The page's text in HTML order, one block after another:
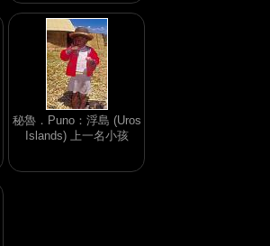
秘魯．Puno：浮島 (Uros
Islands) 上一名小孩